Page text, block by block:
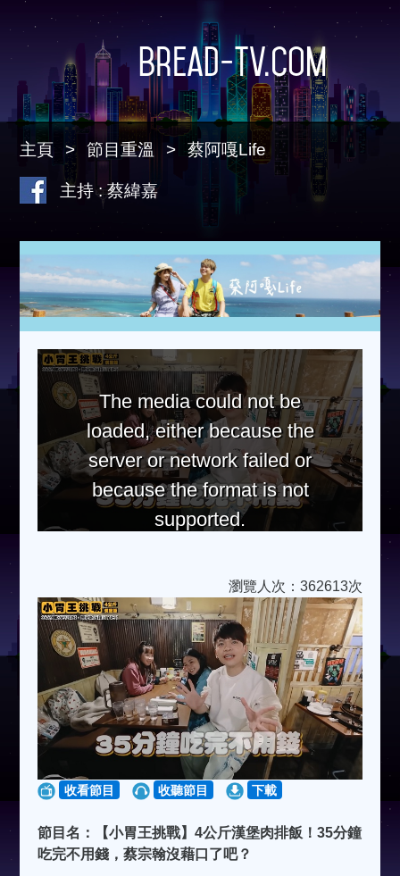
Bread-TV.com
主頁 節目重溫 蔡阿嘎Life
主持 : 蔡緯嘉
The media could not be
loaded, either because the
server or network failed or
because the format is not
supported.
瀏覽人次：362613次
收看節目 收聽節目 下載
節目名：【小胃王挑戰】4公斤漢堡肉排飯！35分鐘
吃完不用錢，蔡宗翰沒藉口了吧？